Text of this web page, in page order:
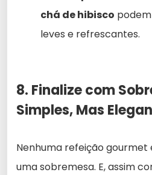
chá de hibisco
leves e refrescantes.
8. Finalize com
Simples, Mas
Nenhuma refeição
uma sobremesa. E, assim